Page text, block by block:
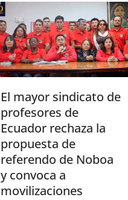
El mayor sindicato de
profesores de
Ecuador rechaza la
propuesta de
referendo de Noboa
y convoca a
movilizaciones